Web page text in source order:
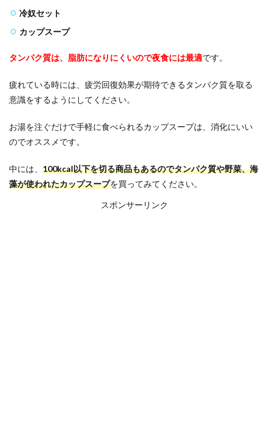
冷奴セット
カップスープ
タンパク質は、脂肪になりにくいので夜食には最適です。
疲れている時には、疲労回復効果が期待できるタンパク質を取る
意識をするようにしてください。
お湯を注ぐだけで手軽に食べられるカップスープは、消化にいい
のでオススメです。
中には、 100kcal以下を切る商品もあるのでタンパク質や野菜、海
藻が使われたカップスープを買ってみてください。
スポンサーリンク